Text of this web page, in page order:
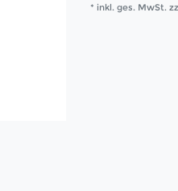
* inkl. ges. MwSt.